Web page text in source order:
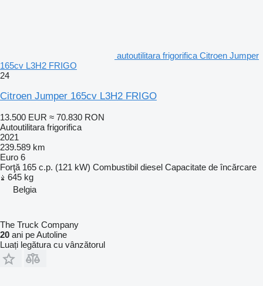
autoutilitara frigorifica Citroen Jumper
165cv L3H2 FRIGO
24
Citroen Jumper 165cv L3H2 FRIGO
13.500 EUR ≈ 70.830 RON
Autoutilitara frigorifica
2021
239.589 km
Euro 6
Forţă 165 c.p. (121 kW) Combustibil diesel Capacitate de încărcare
645 kg
Belgia
The Truck Company
20 ani pe Autoline
Luați legătura cu vânzătorul